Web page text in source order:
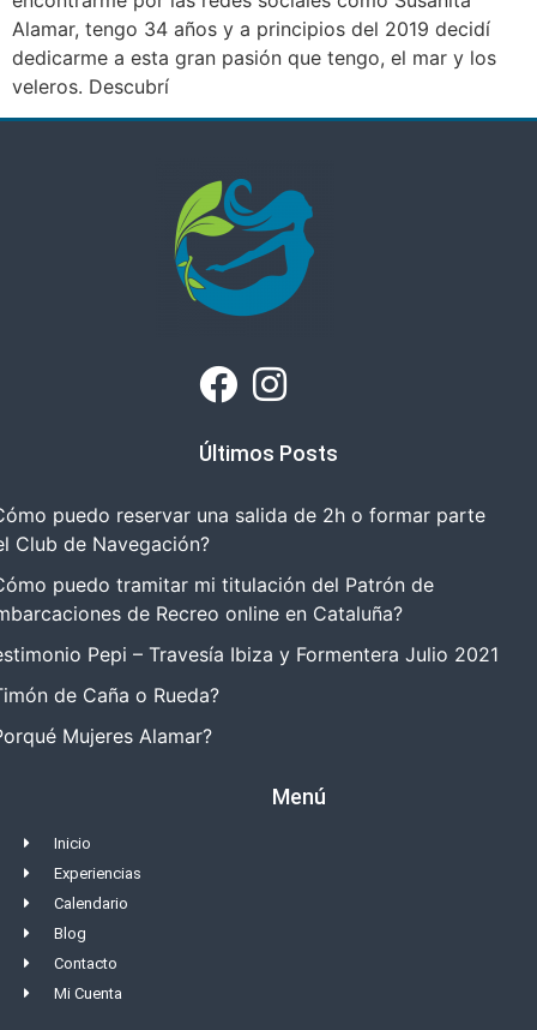
Alamar, tengo 34 años y a principios del 2019 decidí
dedicarme a esta gran pasión que tengo, el mar y los
veleros. Descubrí
Últimos Posts
puedo reservar una salida de 2h o formar parte
Club de Navegación?
puedo tramitar mi titulación del Patrón de
de Recreo online en Cataluña?
Pepi – Travesía Ibiza y Formentera Julio 2021
de Caña o Rueda?
Mujeres Alamar?
Menú
Inicio
Experiencias
Calendario
Blog
Contacto
Mi Cuenta